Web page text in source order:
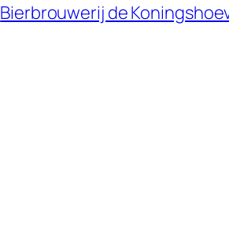
Bierbrouwerij de